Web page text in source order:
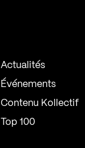
Actualités
Événements
Contenu Kollectif
Top 100